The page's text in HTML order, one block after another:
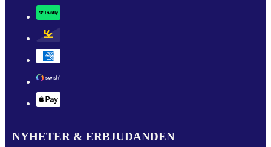
NYHETER & ERBJUDANDEN